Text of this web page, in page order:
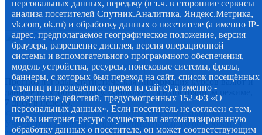
Прогноз погоды, статистическая информация курсов валют и
данные по коронавирусу, обновляются в постоянном режиме,
7 дней в неделю.
© 2012-2020 Наименование СМИ: алмазный-край.рф.
Учредитель Администрация муниципального образования
персональных данных, передачу (в т.ч. в сторонние сервисы
анализа посетителей Спутник.Аналитика, Яндекс.Метрика,
vk.com, ok.ru) и обработку данных о посетителе (а именно IP-
адрес, предполагаемое географическое положение, версия
браузера, разрешение дисплея, версия операционной
системы и вспомогательного программного обеспечения,
модель устройства, ресурсы, поисковые системы, фразы,
баннеры, с которых был переход на сайт, список посещённых
страниц и проведённое время на сайте), а именно -
совершение действий, предусмотренных 152-ФЗ «О
персональных данных». Если посетитель не согласен с тем,
чтобы интернет-ресурс осуществлял автоматизированную
обработку данных о посетителе, он может соответствующим